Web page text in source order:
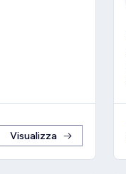
Visualizza